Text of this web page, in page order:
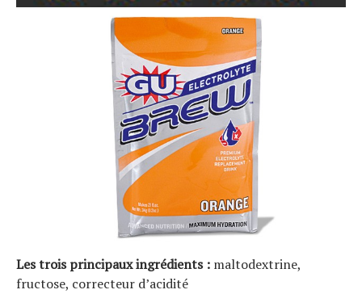
Les trois principaux ingrédients : maltodextrine,
fructose, correcteur d’acidité